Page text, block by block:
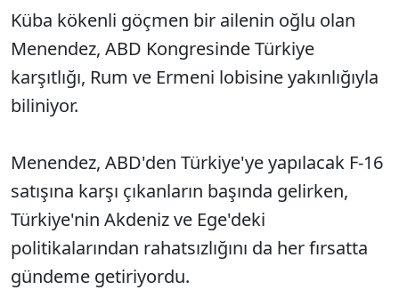
Küba kökenli göçmen bir ailenin oğlu olan
Menendez, ABD Kongresinde Türkiye
karşıtlığı, Rum ve Ermeni lobisine yakınlığıyla
biliniyor.
Menendez, ABD'den Türkiye'ye yapılacak F-16
satışına karşı çıkanların başında gelirken,
Türkiye'nin Akdeniz ve Ege'deki
politikalarından rahatsızlığını da her fırsatta
gündeme getiriyordu.